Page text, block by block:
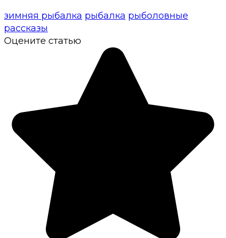
зимняя рыбалка рыбалка рыболовные
рассказы
Оцените статью